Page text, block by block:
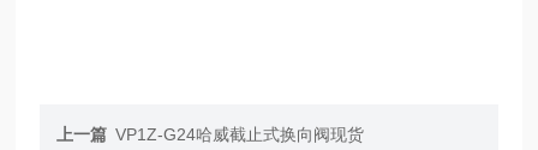
上一篇 VP1Z-G24哈威截止式换向阀现货